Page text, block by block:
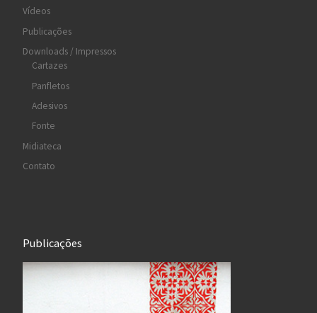
Vídeos
Publicações
Downloads / Impressos
Cartazes
Panfletos
Adesivos
Fonte
Midiateca
Contato
Publicações